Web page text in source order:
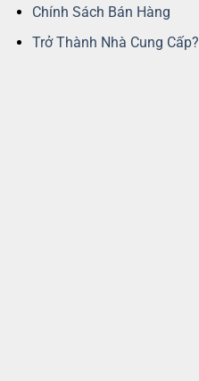
Chính Sách Bán Hàng
Trở Thành Nhà Cung Cấp?